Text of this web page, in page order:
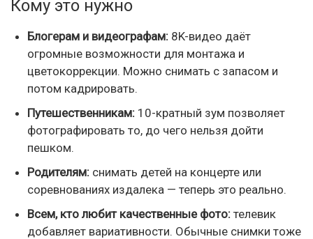
Кому это нужно
Блогерам и видеографам: 8K-видео даёт
огромные возможности для монтажа и
цветокоррекции. Можно снимать с запасом и
потом кадрировать.
Путешественникам: 10-кратный зум позволяет
фотографировать то, до чего нельзя дойти
пешком.
Родителям: снимать детей на концерте или
соревнованиях издалека — теперь это реально.
Всем, кто любит качественные фото: телевик
добавляет вариативности. Обычные снимки тоже